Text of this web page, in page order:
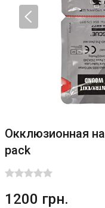
Окклюзионная
pack
1200 грн.